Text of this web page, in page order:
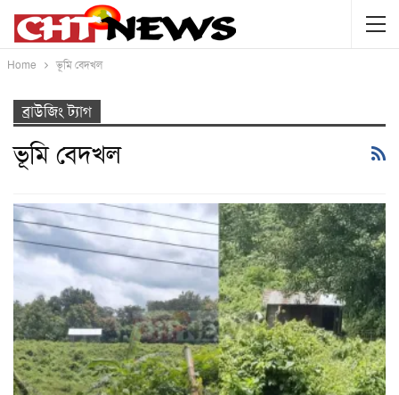
Home ভূমি বেদখল
ব্রাউজিং ট্যাগ
ভূমি বেদখল